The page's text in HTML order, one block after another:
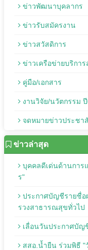
ข่าวพัฒนาบุคลากร
ข่าวรับสมัครงาน
ข่าวสวัสดิการ
ข่าวเครือข่ายบริกา
คู่มือ/เอกสาร
งานวิจัย/นวัตกรรม
จดหมายข่าวประชา
ข่าวล่าสุด
บุคคลดีเด่นด้านการ
ร"
ประกาศบัญชีรายชื่อ
รวงสาธารณสุขทั่วไป
เลื่อนวันประกาศบัญ
สสอ.น้ำยืน ร่วมพิธี